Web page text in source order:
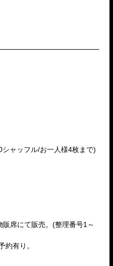
ャッフル/お一人様4枚まで)
席にて販売。(整理番号1～
有り。